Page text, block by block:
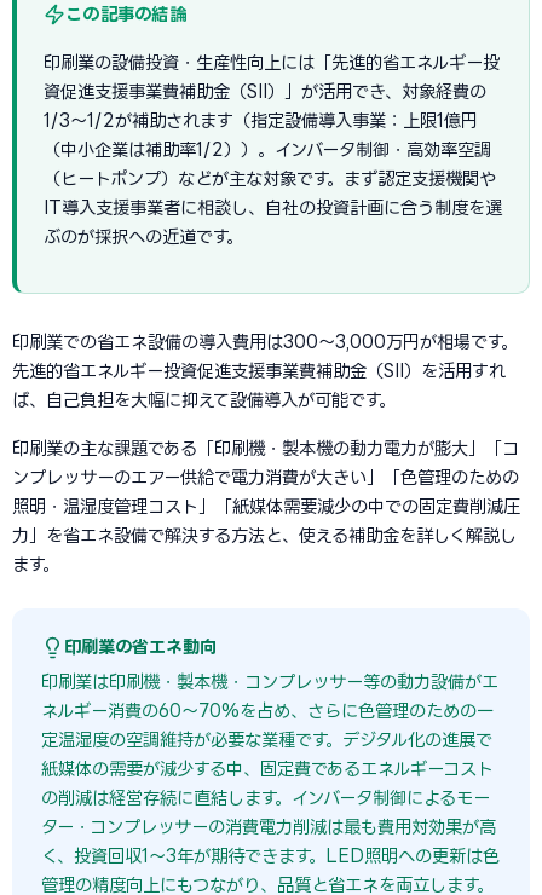
この記事の結論
印刷業の設備投資・生産性向上には「先進的省エネルギー投
資促進支援事業費補助金（SII）」が活用でき、対象経費の
1/3〜1/2が補助されます（指定設備導入事業：上限1億円
（中小企業は補助率1/2））。インバータ制御・高効率空調
（ヒートポンプ）などが主な対象です。まず認定支援機関や
IT導入支援事業者に相談し、自社の投資計画に合う制度を選
ぶのが採択への近道です。
印刷業での省エネ設備の導入費用は300〜3,000万円が相場です。
先進的省エネルギー投資促進支援事業費補助金（SII）を活用すれ
ば、自己負担を大幅に抑えて設備導入が可能です。
印刷業の主な課題である「印刷機・製本機の動力電力が膨大」「コ
ンプレッサーのエアー供給で電力消費が大きい」「色管理のための
照明・温湿度管理コスト」「紙媒体需要減少の中での固定費削減圧
力」を省エネ設備で解決する方法と、使える補助金を詳しく解説し
ます。
印刷業の省エネ動向
印刷業は印刷機・製本機・コンプレッサー等の動力設備がエ
ネルギー消費の60〜70%を占め、さらに色管理のための一
定温湿度の空調維持が必要な業種です。デジタル化の進展で
紙媒体の需要が減少する中、固定費であるエネルギーコスト
の削減は経営存続に直結します。インバータ制御によるモー
ター・コンプレッサーの消費電力削減は最も費用対効果が高
く、投資回収1〜3年が期待できます。LED照明への更新は色
管理の精度向上にもつながり、品質と省エネを両立します。